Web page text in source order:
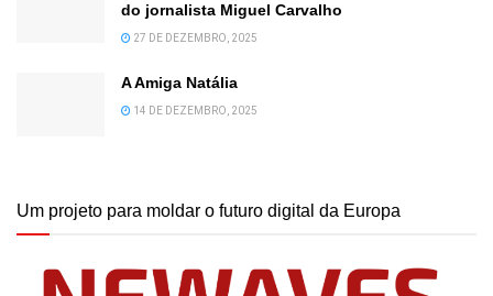
do jornalista Miguel Carvalho
27 DE DEZEMBRO, 2025
A Amiga Natália
14 DE DEZEMBRO, 2025
Um projeto para moldar o futuro digital da Europa